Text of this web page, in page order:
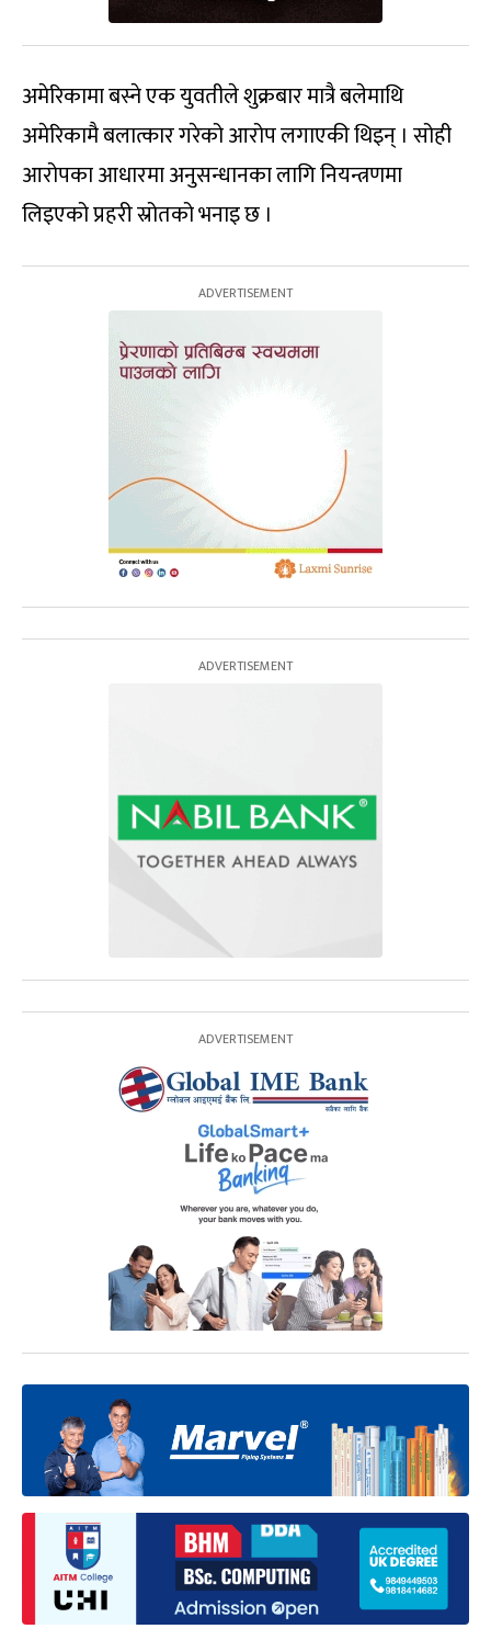
अमेरिकामा बस्ने एक युवतीले शुक्रबार मात्रै बलेमाथि
अमेरिकामै बलात्कार गरेको आरोप लगाएकी थिइन् । सोही
आरोपका आधारमा अनुसन्धानका लागि नियन्त्रणमा
लिइएको प्रहरी स्रोतको भनाइ छ ।